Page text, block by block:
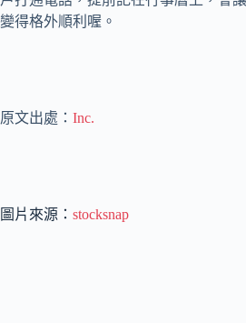
變得格外順利喔。
原文出處： Inc.
圖片來源： stocksnap